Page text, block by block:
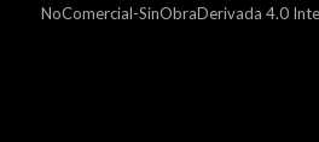
NoComercial-SinObraDerivada 4.0